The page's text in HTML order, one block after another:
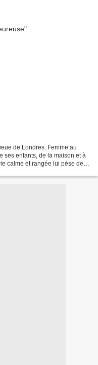
de Londres. Femme au
ses enfants, de la maison et à
calme et rangée lui pèse de